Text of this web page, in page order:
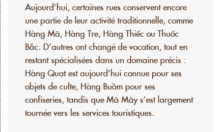
Aujourd’hui, certaines rues conservent encore
une partie de leur activité traditionnelle, comme
Hàng Mã, Hàng Tre, Hàng Thiếc ou Thuốc
Bắc. D’autres ont changé de vocation, tout en
restant spécialisées dans un domaine précis :
Hàng Quạt est aujourd’hui connue pour ses
objets de culte, Hàng Buồm pour ses
confiseries, tandis que Mã Mây s’est largement
tournée vers les services touristiques.